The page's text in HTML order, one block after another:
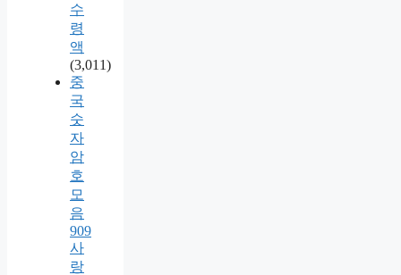
수
령
액
(3,011)
중
국
숫
자
암
호
모
음
909
사
랑